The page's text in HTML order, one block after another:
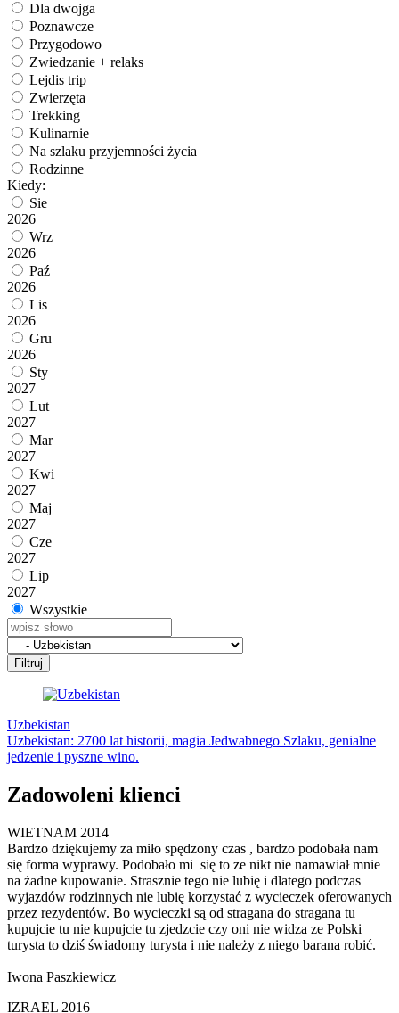
Dla dwojga
Poznawcze
Przygodowo
Zwiedzanie + relaks
Lejdis trip
Zwierzęta
Trekking
Kulinarnie
Na szlaku przyjemności życia
Rodzinne
Kiedy:
Sie
2026
Wrz
2026
Paź
2026
Lis
2026
Gru
2026
Sty
2027
Lut
2027
Mar
2027
Kwi
2027
Maj
2027
Cze
2027
Lip
2027
Wszystkie
Filtruj
Uzbekistan
Uzbekistan: 2700 lat historii, magia Jedwabnego Szlaku, genialne
jedzenie i pyszne wino.
Zadowoleni klienci
WIETNAM 2014
Bardzo dziękujemy za miło spędzony czas , bardzo podobała nam
się forma wyprawy. Podobało mi się to ze nikt nie namawiał mnie
na żadne kupowanie. Strasznie tego nie lubię i dlatego podczas
wyjazdów rodzinnych nie lubię korzystać z wycieczek oferowanych
przez rezydentów. Bo wycieczki są od stragana do stragana tu
kupujcie tu nie kupujcie tu zjedzcie czy oni nie widza ze Polski
turysta to dziś świadomy turysta i nie należy z niego barana robić.
Iwona Paszkiewicz
IZRAEL 2016